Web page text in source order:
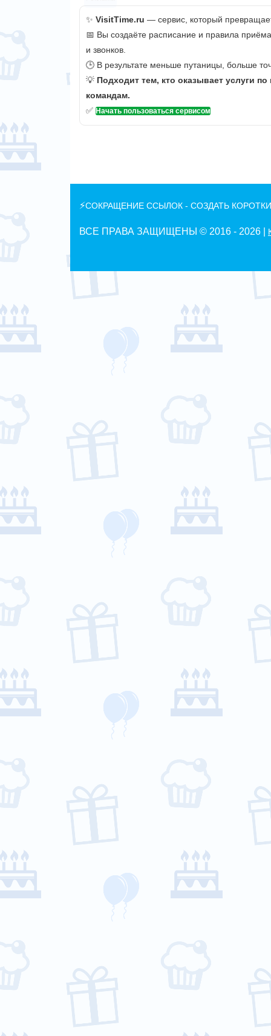
✨ VisitTime.ru — сервис, который
📅 Вы создаёте расписание и правила
и звонков.
🕒 В результате меньше путаницы, больше
💡 Подходит тем, кто оказывает услуги
командам.
✅ Начать пользоваться сервисом
⚡СОКРАЩЕНИЕ ССЫЛОК - СОЗДАТЬ
ВСЕ ПРАВА ЗАЩИЩЕНЫ © 2016 - 2026 |